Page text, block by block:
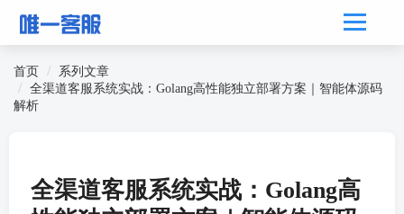
首页
系列文章
全渠道客服系统实战：Golang高性能独立部署方案｜智能体源码
解析
全渠道客服系统实战：Golang高